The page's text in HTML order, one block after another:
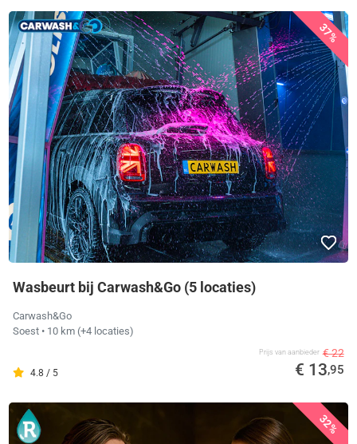
37%
Wasbeurt bij Carwash&Go (5 locaties)
Carwash&Go
Soest • 10 km (+4 locaties)
4.8 / 5
Prijs van aanbieder € 22
€ 13,95
32%